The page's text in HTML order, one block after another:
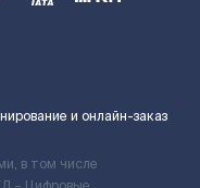
и онлайн-заказ
в том числе